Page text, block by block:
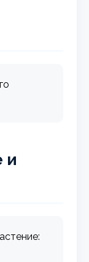
и